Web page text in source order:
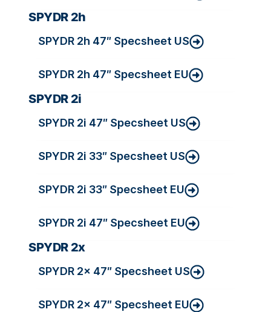
SPYDR 2h
SPYDR 2h 47″ Specsheet US
SPYDR 2h 47″ Specsheet EU
SPYDR 2i
SPYDR 2i 47″ Specsheet US
SPYDR 2i 33″ Specsheet US
SPYDR 2i 33″ Specsheet EU
SPYDR 2i 47″ Specsheet EU
SPYDR 2x
SPYDR 2x 47″ Specsheet US
SPYDR 2x 47″ Specsheet EU